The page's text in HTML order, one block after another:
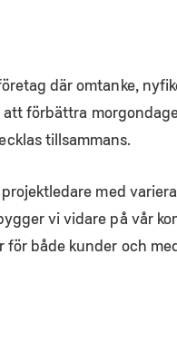
där omtanke,
förbättra
tillsammans.
med
vi vidare på vår
både kunder och